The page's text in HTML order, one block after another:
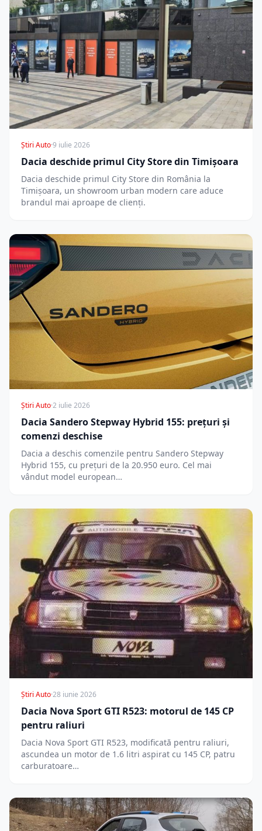
Știri Auto·9 iulie 2026
Dacia deschide primul City Store din Timișoara
Dacia deschide primul City Store din România la
Timișoara, un showroom urban modern care aduce
brandul mai aproape de clienți.
Știri Auto·2 iulie 2026
Dacia Sandero Stepway Hybrid 155: prețuri și
comenzi deschise
Dacia a deschis comenzile pentru Sandero Stepway
Hybrid 155, cu prețuri de la 20.950 euro. Cel mai
vândut model european…
Știri Auto·28 iunie 2026
Dacia Nova Sport GTI R523: motorul de 145 CP
pentru raliuri
Dacia Nova Sport GTI R523, modificată pentru raliuri,
ascundea un motor de 1.6 litri aspirat cu 145 CP, patru
carburatoare…